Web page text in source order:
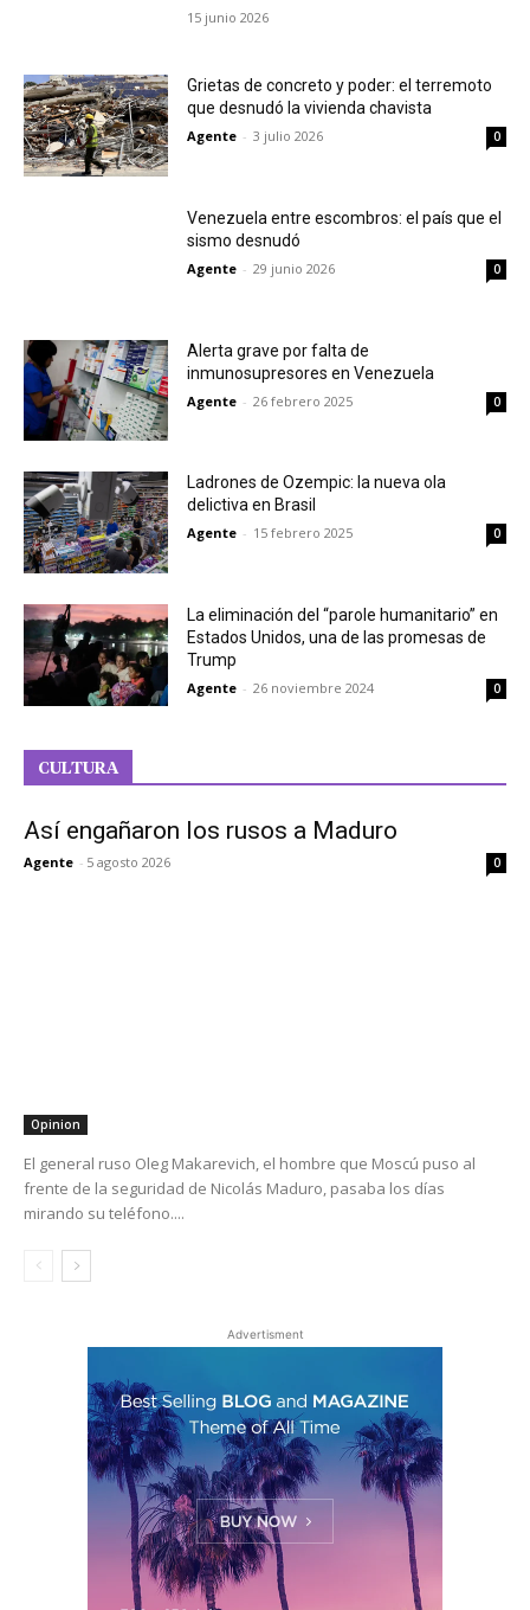
15 junio 2026
Grietas de concreto y poder: el terremoto
que desnudó la vivienda chavista
Agente - 3 julio 2026 0
Venezuela entre escombros: el país que el
sismo desnudó
Agente - 29 junio 2026 0
Alerta grave por falta de
inmunosupresores en Venezuela
Agente - 26 febrero 2025 0
Ladrones de Ozempic: la nueva ola
delictiva en Brasil
Agente - 15 febrero 2025 0
La eliminación del “parole humanitario” en
Estados Unidos, una de las promesas de
Trump
Agente - 26 noviembre 2024 0
CULTURA
Así engañaron los rusos a Maduro
Agente - 5 agosto 2026 0
Opinion
El general ruso Oleg Makarevich, el hombre que Moscú puso al
frente de la seguridad de Nicolás Maduro, pasaba los días
mirando su teléfono....
Advertisment